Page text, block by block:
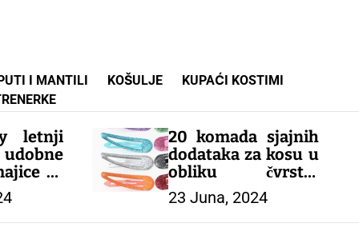
I MANTILI KOŠULJE
KUPAĆI KOSTIMI
letnji
za
0-8
za
20 komada sjajnih
dodataka za kosu u
obliku čvrstih
bombona u prahu,
savršenih za
stilizovanje!
23 Juna, 2024